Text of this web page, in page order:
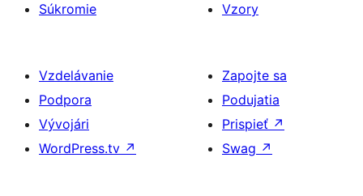
Súkromie
Vzory
Vzdelávanie
Podpora
Vývojári
WordPress.tv ↗
Zapojte sa
Podujatia
Prispieť ↗
Swag ↗